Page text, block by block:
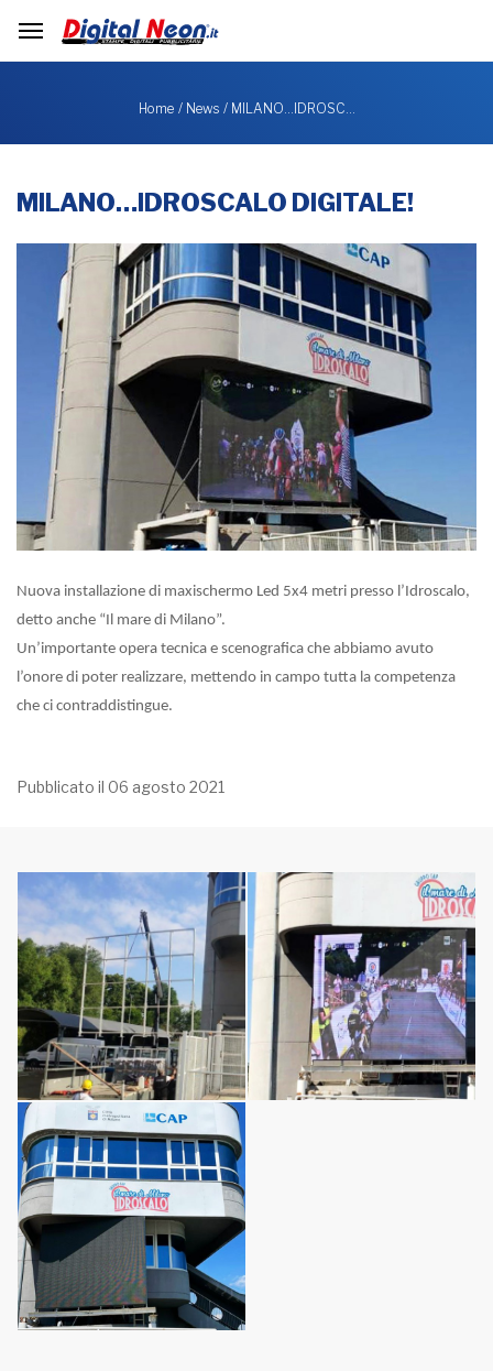
Home News MILANO…IDROSC…
MILANO…IDROSCALO DIGITALE!
Nuova installazione di maxischermo Led 5x4 metri presso l’Idroscalo,
detto anche “Il mare di Milano”.
Un’importante opera tecnica e scenografica che abbiamo avuto
l’onore di poter realizzare, mettendo in campo tutta la competenza
che ci contraddistingue.
Pubblicato il 06 agosto 2021